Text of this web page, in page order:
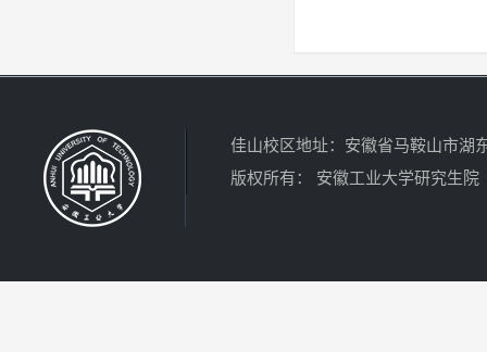
佳山校区地址：安徽省马鞍山市湖
版权所有： 安徽工业大学研究生